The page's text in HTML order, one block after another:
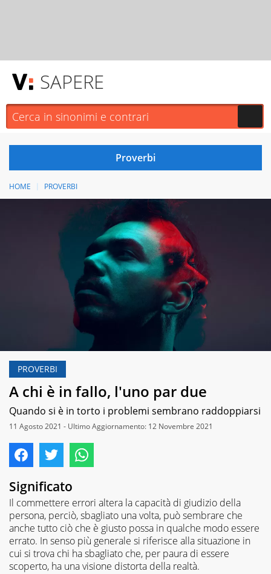
SAPERE
HOME PROVERBI
PROVERBI
A chi è in fallo, l'uno par due
Quando si è in torto i problemi sembrano raddoppiarsi
11 Agosto 2021 - Ultimo Aggiornamento: 12 Novembre 2021
Significato
Il commettere errori altera la capacità di giudizio della
persona, perciò, sbagliato una volta, può sembrare che
anche tutto ciò che è giusto possa in qualche modo essere
errato. In senso più generale si riferisce alla situazione in
cui si trova chi ha sbagliato che, per paura di essere
scoperto, ha una visione distorta della realtà.